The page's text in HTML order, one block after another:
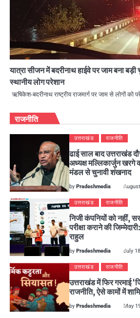
यात्रा सीजन में बदरीनाथ हाईवे पर जाम बना बड़ी
स्थानीय लोग परेशान
ऋषिकेश-बदरीनाथ राष्ट्रीय राजमार्ग पर जाम से लोगों को
राजनीति
उत्तराखंड राजनीति
ढाई साल बाद उत्तराखंड
अध्यक्ष मल्लिकार्जुन खरगे
मंडल से चुनावी शंखनाद
byPradeshmedia
उत्तराखंड राजनीति
निजी कंपनियों को नहीं,
परीक्षा कराने की
राहुल
byPradeshmedia July
उत्तराखंड राजनीति
उत्तराखंड में फिर गरमाई
राजनीति, ऐसे कामों में
byPradeshmedia May